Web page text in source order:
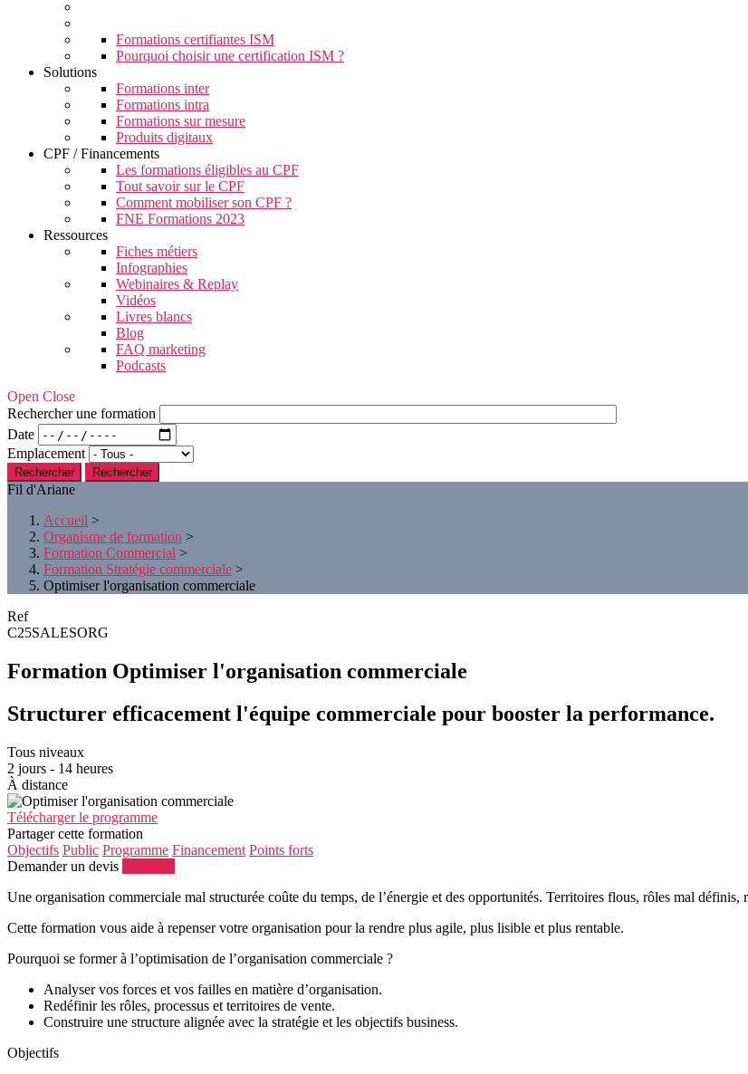
Formations certifiantes ISM
Pourquoi choisir une certification ISM ?
Solutions
Formations inter
Formations intra
Formations sur mesure
Produits digitaux
CPF / Financements
Les formations éligibles au CPF
Tout savoir sur le CPF
Comment mobiliser son CPF ?
FNE Formations 2023
Ressources
Fiches métiers
Infographies
Webinaires & Replay
Vidéos
Livres blancs
Blog
FAQ marketing
Podcasts
Open Close
Rechercher une formation
Date
Emplacement
Rechercher
Fil d'Ariane
Accueil >
Organisme de formation >
Formation Commercial >
Formation Stratégie commerciale >
Optimiser l'organisation commerciale
Ref
C25SALESORG
Formation Optimiser l'organisation commerciale
Structurer efficacement l'équipe commerciale pour booster la performance.
Tous niveaux
2 jours - 14 heures
À distance
Télécharger le programme
Partager cette formation
Objectifs Public Programme Financement Points forts
Demander un devis
Une organisation commerciale mal structurée coûte du temps, de l’énergie et des opportunités. Territoires flous, rôles mal
Cette formation vous aide à repenser votre organisation pour la rendre plus agile, plus lisible et plus rentable.
Pourquoi se former à l’optimisation de l’organisation commerciale ?
Analyser vos forces et vos failles en matière d’organisation.
Redéfinir les rôles, processus et territoires de vente.
Construire une structure alignée avec la stratégie et les objectifs business.
Objectifs